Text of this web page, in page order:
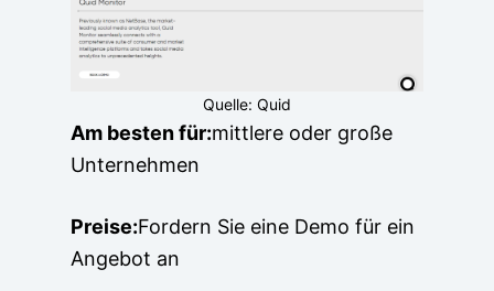
Quelle: Quid
Am besten für:mittlere oder große
Unternehmen
Preise:Fordern Sie eine Demo für ein
Angebot an